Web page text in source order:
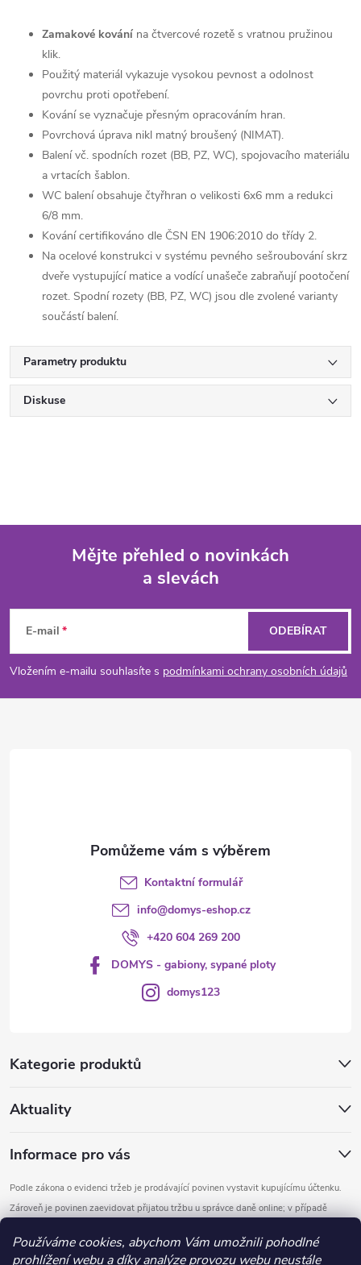
Používáme cookies, abychom Vám umožnili pohodlné
prohlížení webu a díky analýze provozu webu neustále
Zamakové kování na čtvercové rozetě s vratnou pružinou
klik.
Použitý materiál vykazuje vysokou pevnost a odolnost
povrchu proti opotřebení.
Kování se vyznačuje přesným opracováním hran.
Povrchová úprava nikl matný broušený (NIMAT).
Balení vč. spodních rozet (BB, PZ, WC), spojovacího materiálu
a vrtacích šablon.
WC balení obsahuje čtyřhran o velikosti 6x6 mm a redukci
6/8 mm.
Kování certifikováno dle ČSN EN 1906:2010 do třídy 2.
Na ocelové konstrukci v systému pevného sešroubování skrz
dveře vystupující matice a vodící unašeče zabraňují pootočení
rozet. Spodní rozety (BB, PZ, WC) jsou dle zvolené varianty
součástí balení.
Parametry produktu
Diskuse
p
a
Mějte přehled o novinkách
a slevách
E-mail
Vložením e-mailu souhlasíte s podmínkami ochrany osobních údajů
ODEBÍRAT
Kategorie produktů
Aktuality
Informace pro vás
Podle zákona o evidenci tržeb je prodávající povinen vystavit kupujícímu účtenku.
Zároveň je povinen zaevidovat přijatou tržbu u správce daně online; v případě
Kontaktní formulář
info@domys-eshop.cz
+420 604 269 200
DOMYS - gabiony, sypané ploty
domys123